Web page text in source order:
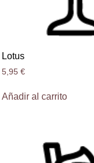
Lotus
5,95 €
Añadir al carrito